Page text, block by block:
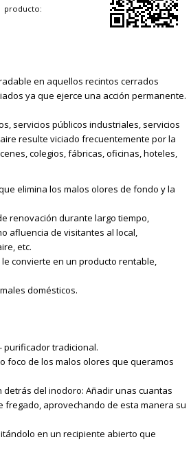
producto:
en aquellos recintos cerrados
ya que ejerce una acción permanente.
servicios públicos industriales, servicios
resulte viciado frecuentemente por la
colegios, fábricas, oficinas, hoteles,
elimina los malos olores de fondo y la
renovación durante largo tiempo,
afluencia de visitantes al local,
etc.
convierte en un producto rentable,
domésticos.
purificador tradicional.
foco de los malos olores que queramos
del inodoro: Añadir unas cuantas
fregado, aprovechando de esta manera su
en un recipiente abierto que